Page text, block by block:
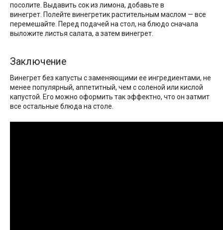
посолите. Выдавить сок из лимона, добавьте в
винегрет. Полейте винегретик растительным маслом — все
перемешайте. Перед подачей на стол, на блюдо сначала
выложите листья салата, а затем винегрет.
Заключение
Винегрет без капусты с заменяющими ее ингредиентами, не
менее популярный, аппетитный, чем с соленой или кислой
капустой. Его можно оформить так эффектно, что он затмит
все остальные блюда на столе.